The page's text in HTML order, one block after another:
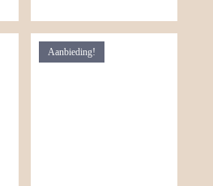
Aanbieding!